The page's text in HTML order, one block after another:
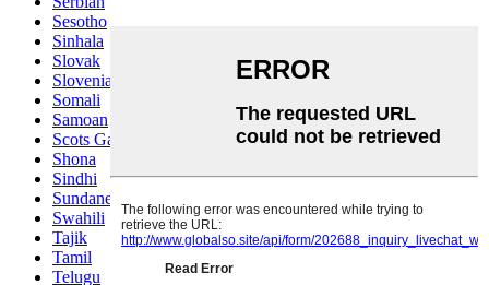
Sesotho
Sinhala
Slovak
Slovenian
Somali
Samoan
Scots Gaelic
Shona
Sindhi
Sundanese
Swahili
Tajik
Tamil
Telugu